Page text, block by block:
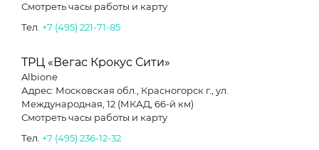
Смотреть часы работы и карту
Тел. +7 (495) 221-71-85
ТРЦ «Вегас Крокус Сити»
Albione
Адрес: Московская обл., Красногорск г., ул.
Международная, 12 (МКАД, 66-й км)
Смотреть часы работы и карту
Тел. +7 (495) 236-12-32